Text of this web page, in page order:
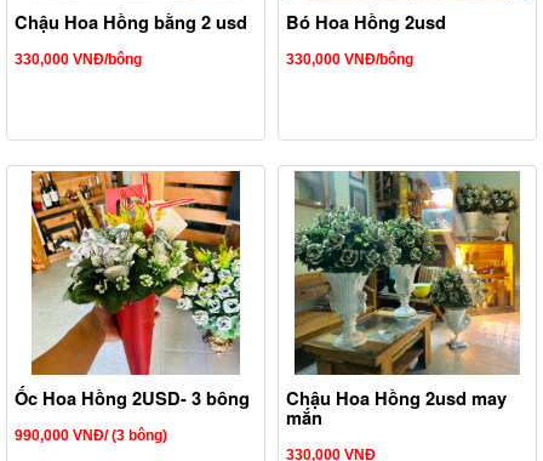
Chậu Hoa Hồng bằng 2 usd
330,000 VNĐ/bông
Bó Hoa Hồng 2usd
330,000 VNĐ/bông
Ốc Hoa Hồng 2USD- 3 bông
990,000 VNĐ/ (3 bông)
Chậu Hoa Hồng 2usd may
mắn
330,000 VNĐ